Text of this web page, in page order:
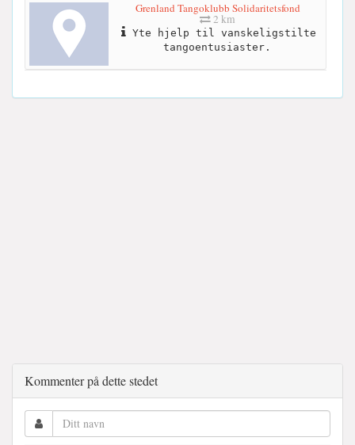
Grenland Tangoklubb Solidaritetsfond
2 km
Yte hjelp til vanskeligstilte
tangoentusiaster.
Kommenter på dette stedet